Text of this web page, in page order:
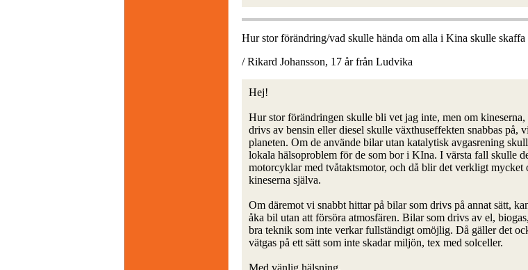
Hur stor förändring/vad skulle hända om alla i Kina skulle skaffa
/ Rikard Johansson, 17 år från Ludvika
Hej!
Hur stor förändringen skulle bli vet jag inte, men om
drivs av bensin eller diesel skulle växthuseffekten snabbas på,
planeten. Om de använde bilar utan katalytisk avgasrening
lokala hälsoproblem för de som bor i KIna. I värsta fall skulle
motorcyklar med tvåtaktsmotor, och då blir det verkligt mycket
kineserna själva.
Om däremot vi snabbt hittar på bilar som drivs på annat sätt,
åka bil utan att försöra atmosfären. Bilar som drivs av el,
bra teknik som inte verkar fullständigt omöjlig. Då gäller det
vätgas på ett sätt som inte skadar miljön, tex med solceller.
Med vänlig hälsning,